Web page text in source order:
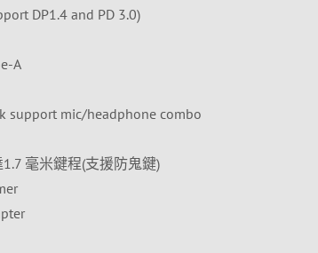
DP1.4 and PD 3.0)
A
support mic/headphone combo
毫米鍵程(支援防鬼鍵)